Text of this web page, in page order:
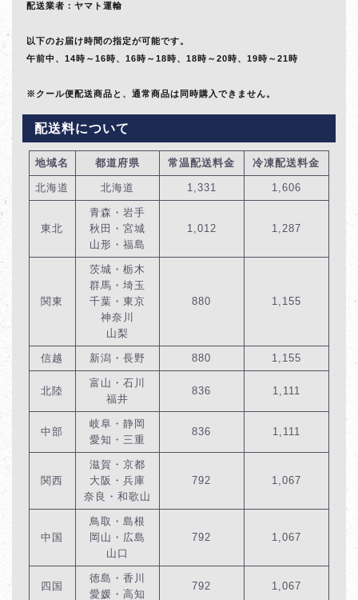
配送業者：ヤマト運輸
以下のお届け時間の指定が可能です。
午前中、14時～16時、16時～18時、18時～20時、19時～21時
※クール便配送商品と、通常商品は同時購入できません。
配送料について
地域名 都道府県 常温配送料金 冷凍配送料金
北海道 北海道 1,331 1,606
東北
青森・岩手
秋田・宮城
山形・福島
1,012 1,287
関東
茨城・栃木
群馬・埼玉
千葉・東京
神奈川
山梨
880 1,155
信越 新潟・長野 880 1,155
北陸
富山・石川
福井
836 1,111
中部
岐阜・静岡
愛知・三重
836 1,111
関西
滋賀・京都
大阪・兵庫
奈良・和歌山
792 1,067
中国
鳥取・島根
岡山・広島
山口
792 1,067
四国
徳島・香川
愛媛・高知
792 1,067